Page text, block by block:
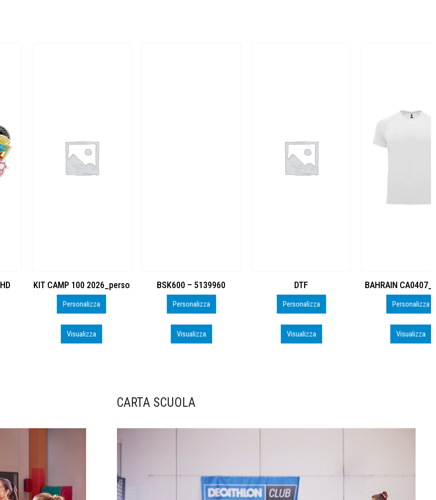
KIT CAMP 100 2026_perso
Personalizza
BSK600 – 5139960
Personalizza Personalizza
BAHRAIN CA0407_PERSO
Personalizza
CARTA SCUOLA